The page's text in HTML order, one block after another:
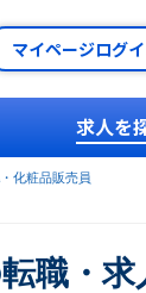
マイページログ
求人を
化粧品販売員
職・